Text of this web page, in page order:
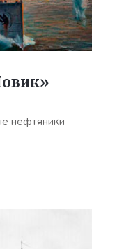
нефтяники